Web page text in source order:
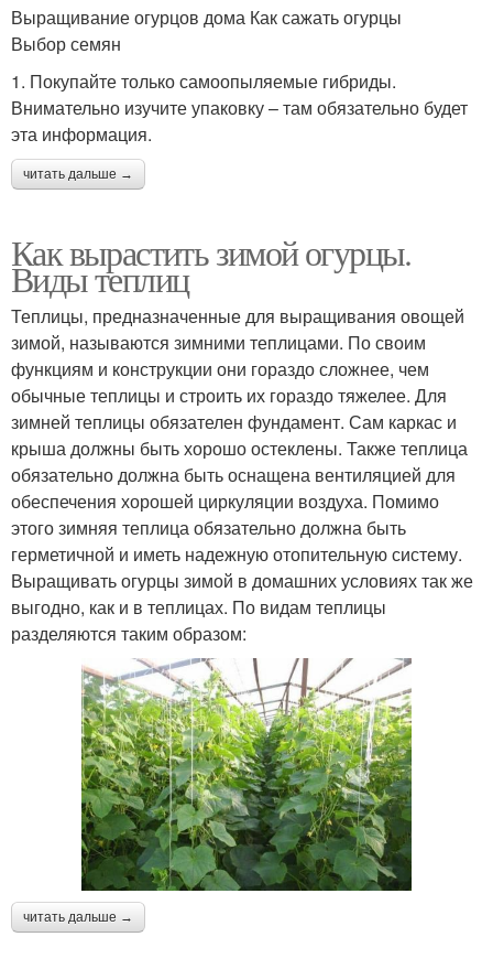
Выращивание огурцов дома Как сажать огурцы
Выбор семян
1. Покупайте только самоопыляемые гибриды.
Внимательно изучите упаковку – там обязательно будет
эта информация.
читать дальше →
Как вырастить зимой огурцы.
Виды теплиц
Теплицы, предназначенные для выращивания овощей
зимой, называются зимними теплицами. По своим
функциям и конструкции они гораздо сложнее, чем
обычные теплицы и строить их гораздо тяжелее. Для
зимней теплицы обязателен фундамент. Сам каркас и
крыша должны быть хорошо остеклены. Также теплица
обязательно должна быть оснащена вентиляцией для
обеспечения хорошей циркуляции воздуха. Помимо
этого зимняя теплица обязательно должна быть
герметичной и иметь надежную отопительную систему.
Выращивать огурцы зимой в домашних условиях так же
выгодно, как и в теплицах. По видам теплицы
разделяются таким образом:
читать дальше →